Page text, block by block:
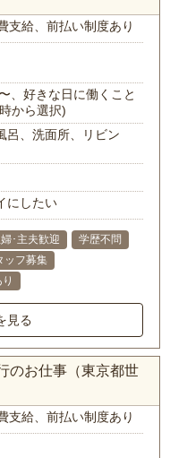
支給、前払い制度あり
、好きな日に働くこと
から選択)
呂、洗面所、リビン
にしたい
･主夫歓迎
学歴不問
ッフ募集
見る
のお仕事（東京都世
支給、前払い制度あり